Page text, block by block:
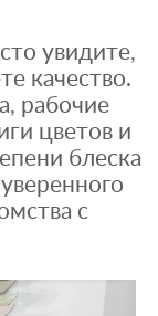
увидите,
качество.
рабочие
цветов и
блеска
с